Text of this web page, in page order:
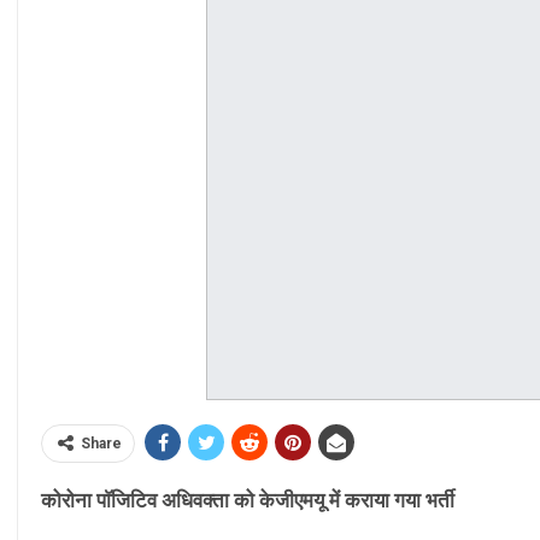
Share
कोरोना पाॅजिटिव अधिवक्ता को केजीएमयू में कराया गया भर्ती